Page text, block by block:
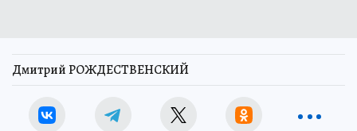
Дмитрий РОЖДЕСТВЕНСКИЙ